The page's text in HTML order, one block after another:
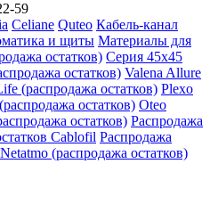
59
Celiane Quteo Кабель-канал
и щиты Материалы для
остатков) Серия 45х45
остатков) Valena Allure
(распродажа остатков) Plexo
остатков) Oteo
остатков) Распродажа
Cablofil Распродажа
(распродажа остатков)